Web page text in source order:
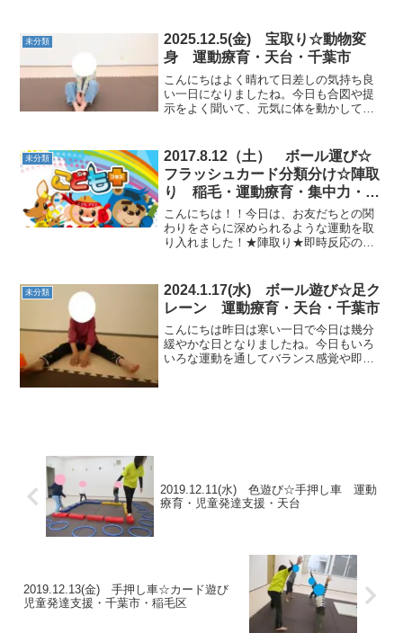
をほぐしていきましょう。これで、準備
運動バッチリだね。★ボー...
未分類
2025.12.5(金) 宝取り☆動物変
身 運動療育・天台・千葉市
こんにちはよく晴れて日差しの気持ち良
い一日になりましたね。今日も合図や提
示をよく聞いて、元気に体を動かしてい
変身！ ★絵本★カラー石高い所に着い
たら煙突ポーズ！★平...
未分類
2017.8.12（土） ボール運び☆
フラッシュカード分類分け☆陣取
り 稲毛・運動療育・集中力・感
情コントロール
こんにちは！！今日は、お友だちとの関
わりをさらに深められるような運動を取
り入れました！★陣取り★即時反応の中
示をする声の大きさを小さくしたり工夫
しています。 ★絵本★★...
未分類
2024.1.17(水) ボール遊び☆足ク
レーン 運動療育・天台・千葉市
こんにちは昨日は寒い一日で今日は幾分
緩やかな日となりましたね。今日もいろ
いろな運動を通してバランス感覚や即時
2019.12.11(水) 色遊び☆手押し車 運動
療育・児童発達支援・天台
2019.12.13(金) 手押し車☆カード遊び
児童発達支援・千葉市・稲毛区